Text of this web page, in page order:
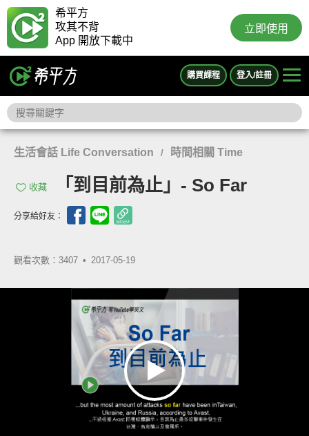
希平方
攻其不背
App 開放下載中
立即使用
購買課程 登入/註冊
生活會話 Life Conversation / 時間相關 Time
收藏 「到目前為止」- So Far
分享給好友：
觀看次數：3407 • 2017-05-19